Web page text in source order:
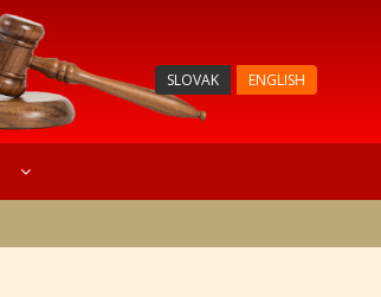
SLOVAK ENGLISH